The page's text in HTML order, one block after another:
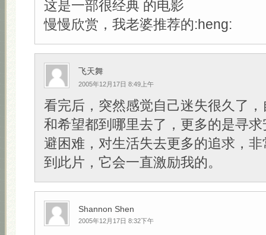
这是一部很经典 的电影
慢慢欣赏，我老婆推荐的:heng:
飞天舞
2005年12月17日 8:49上午
看完后，突然感觉自己迷失很久了
和希望都到哪里去了，更多的是寻
避困难，对生活失去更多的追求，
到此片，它会一直激励我的。
Shannon Shen
2005年12月17日 8:32下午